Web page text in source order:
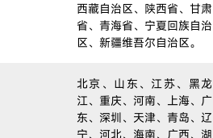
西藏自治区、陕西省、甘肃
省、青海省、宁夏回族自治
区、新疆维吾尔自治区。
北京、山东、江苏、黑龙
江、重庆、河南、上海、广
东、深圳、天津、青岛、辽
宁、河北、海南、广西、湖